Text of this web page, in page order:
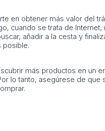
en obtener más valor del
cuando se trata de
añadir a la cesta y
posible.
más productos en un
lo tanto, asegúrese de